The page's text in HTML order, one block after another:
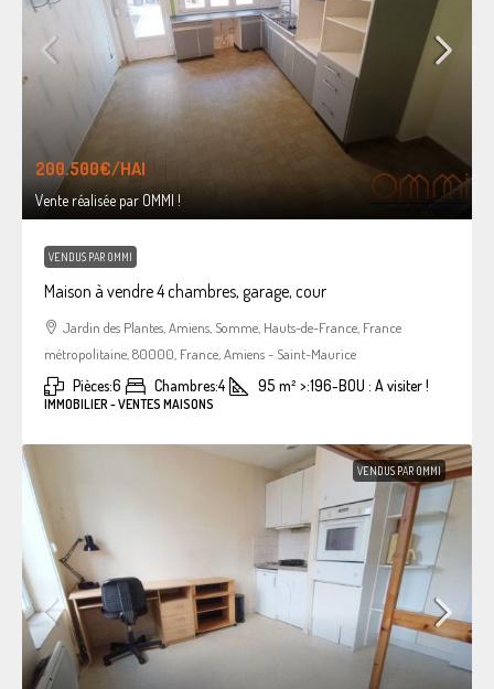
200.500€/HAI
Vente réalisée par OMMI !
VENDUS PAR OMMI
Maison à vendre 4 chambres, garage, cour
Jardin des Plantes, Amiens, Somme, Hauts-de-France, France
métropolitaine, 80000, France, Amiens - Saint-Maurice
Pièces:6 Chambres:4 95 m² >:196-BOU : A visiter !
IMMOBILIER - VENTES MAISONS
VENDUS PAR OMMI